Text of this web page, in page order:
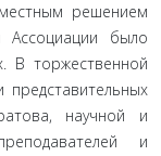
решением
Ассоциации было
В торжественной
представительных
научной и
и